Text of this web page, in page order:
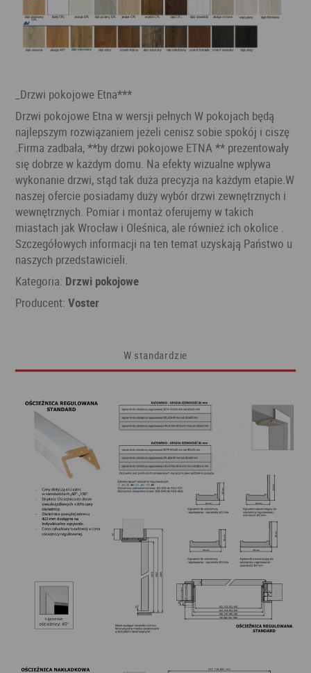
_Drzwi pokojowe Etna***
Drzwi pokojowe Etna w wersji pełnych W pokojach będą
najlepszym rozwiązaniem jeżeli cenisz sobie spokój i ciszę
.Firma zadbała, **by drzwi pokojowe ETNA ** prezentowały
się dobrze w każdym domu. Na efekty wizualne wpływa
wykonanie drzwi, stąd tak duża precyzja na każdym etapie.W
naszej ofercie posiadamy duży wybór drzwi zewnętrznych i
wewnętrznych. Pomiar i montaż oferujemy w takich
miastach jak Wrocław i Oleśnica, ale również ich okolice .
Szczegółowych informacji na ten temat uzyskają Państwo u
naszych przedstawicieli.
Kategoria: Drzwi pokojowe
Producent:Voster
W standardzie